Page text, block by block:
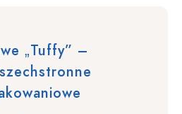
„Tuffy” –